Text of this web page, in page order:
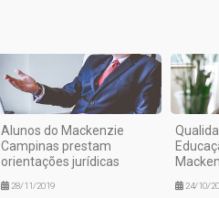
Alunos do Mackenzie
Campinas prestam
orientações jurídicas
28/11/2019 24/10/